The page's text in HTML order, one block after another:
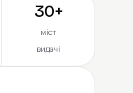
30+
міст
видачі